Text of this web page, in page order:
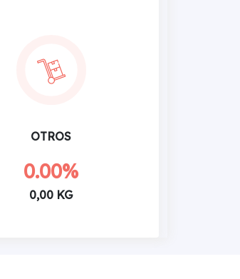
OTROS
0.00%
0,00 KG